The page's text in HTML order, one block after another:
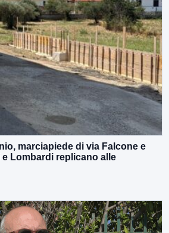
marciapiede di via Falcone e
Lombardi replicano alle